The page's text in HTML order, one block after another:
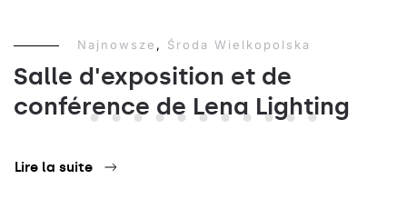
Najnowsze , Środa Wielkopolska
Salle d'exposition et de
conférence de Lena Lighting
Lire la suite